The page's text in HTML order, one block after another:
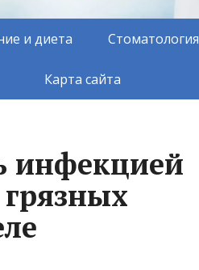
и диета Стоматология
Карта сайта
инфекцией